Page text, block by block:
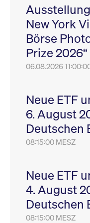
New York
Börse
Prize 2026“
06.08.2026
Neue ETF
6. August
Deutschen
08:15:00 MESZ
Neue ETF
4. August
Deutschen
08:15:00 MESZ